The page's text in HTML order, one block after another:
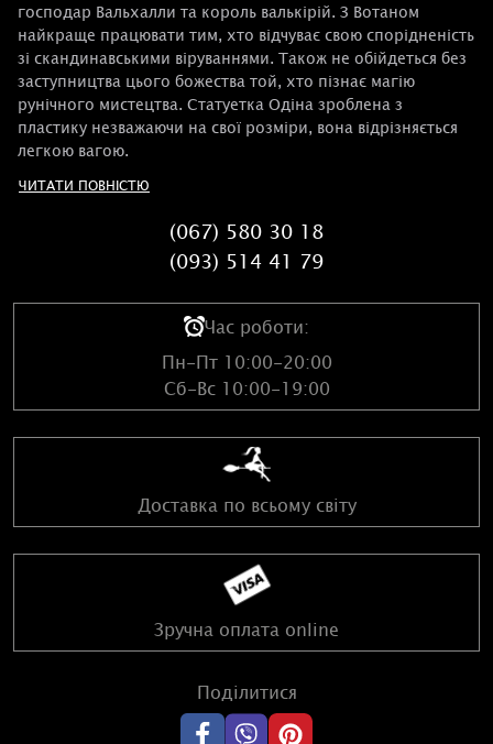
господар Вальхалли та король валькірій. З Вотаном
найкраще працювати тим, хто відчуває свою спорідненість
зі скандинавськими віруваннями. Також не обійдеться без
заступництва цього божества той, хто пізнає магію
рунічного мистецтва. Статуетка Одіна зроблена з
пластику незважаючи на свої розміри, вона відрізняється
легкою вагою.
ЧИТАТИ ПОВНІСТЮ
(067) 580 30 18
(093) 514 41 79
Час роботи:
Пн-Пт 10:00-20:00
Сб-Вс 10:00-19:00
Доставка по всьому світу
Зручна оплата online
Поділитися